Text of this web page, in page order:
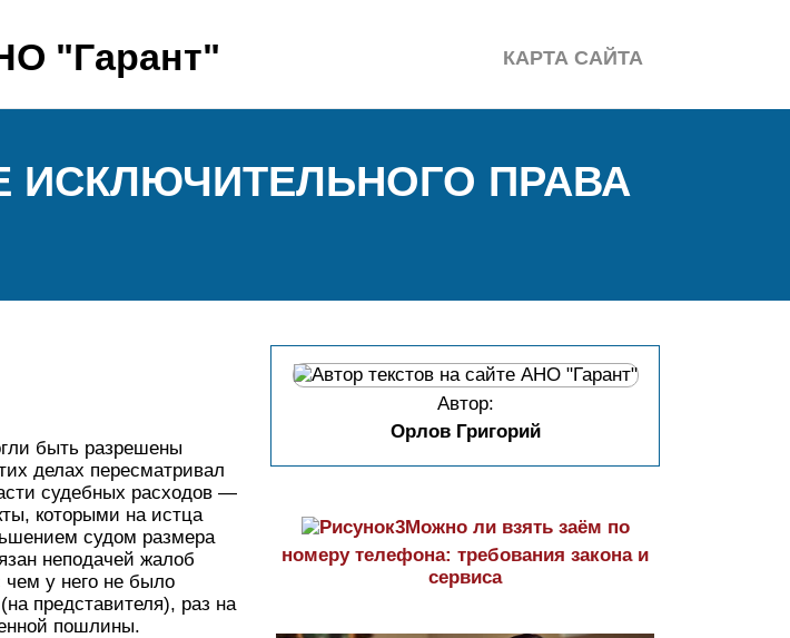
"Гарант" КАРТА САЙТА
ИСКЛЮЧИТЕЛЬНОГО ПРАВА
быть разрешены
делах пересматривал
судебных расходов —
которыми на истца
судом размера
неподачей жалоб
у него не было
представителя), раз на
пошлины.
Автор:
Орлов Григорий
Можно ли взять заём по
номеру телефона: требования закона и
сервиса